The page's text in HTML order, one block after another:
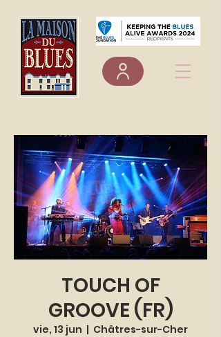
TOUCH OF
GROOVE (FR)
vie, 13 jun
  |
Châtres-sur-Cher